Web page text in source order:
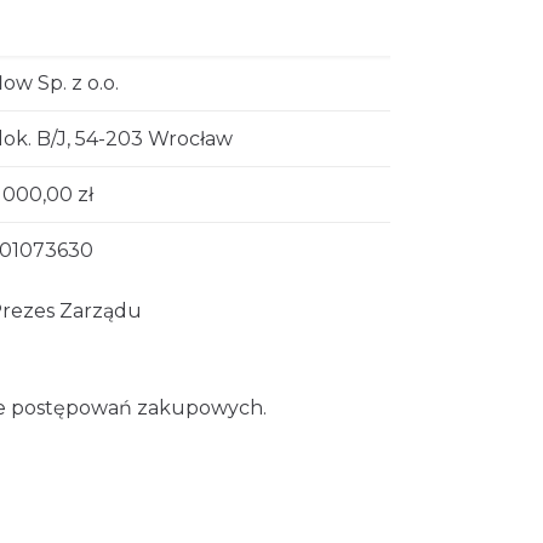
Sp. z o.o.
B/J, 54-203 Wrocław
zł
Zarządu
postępowań zakupowych.